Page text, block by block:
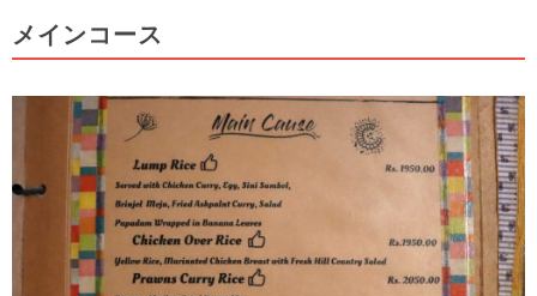
メインコース